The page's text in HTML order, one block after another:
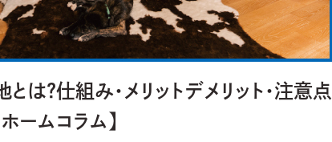
は？仕組み・メリットデメリット・注意点
ームコラム】